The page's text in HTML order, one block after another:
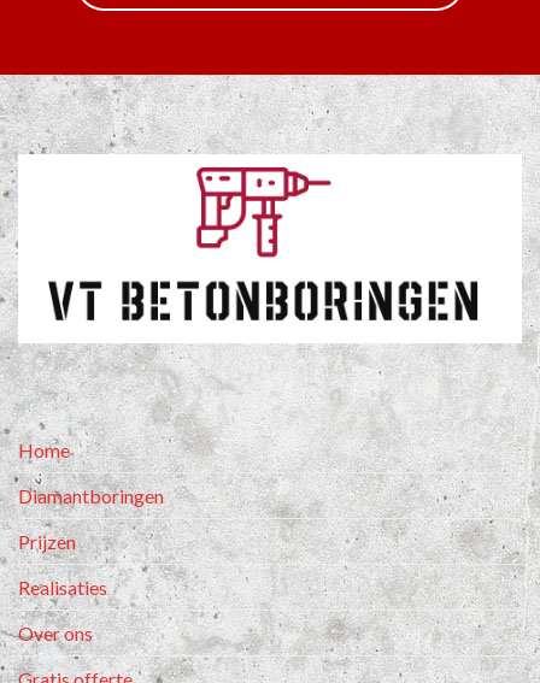
Home
Diamantboringen
Prijzen
Realisaties
Over ons
Gratis offerte